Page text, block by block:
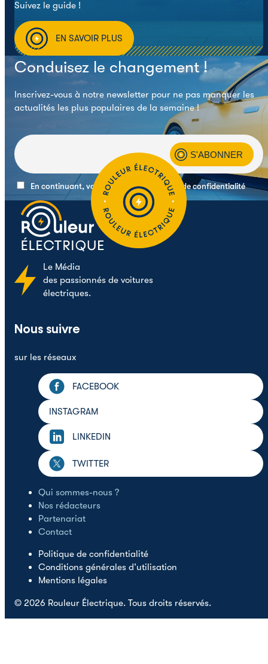
Suivez le guide !
EN SAVOIR PLUS
Conduisez le changement !
Inscrivez-vous à notre newsletter pour ne pas manquer les
actualités les plus populaires de la semaine !
En continuant, vous acceptez la politique de confidentialité
Le Média
des passionnés de voitures
électriques.
Nous suivre
sur les réseaux
FACEBOOK
INSTAGRAM
LINKEDIN
TWITTER
Qui sommes-nous ?
Nos rédacteurs
Partenariat
Contact
Politique de confidentialité
Conditions générales d’utilisation
Mentions légales
© 2026 Rouleur Électrique. Tous droits réservés.